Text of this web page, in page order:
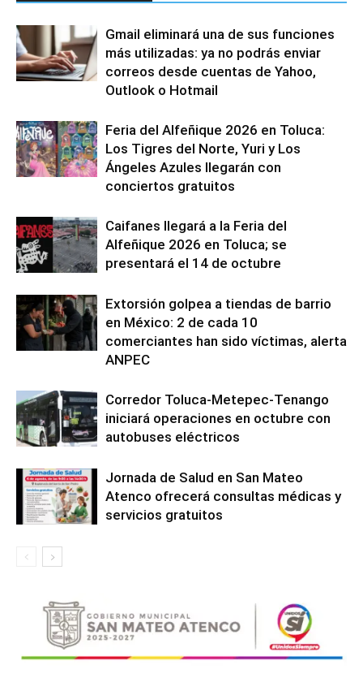
Gmail eliminará una de sus funciones
más utilizadas: ya no podrás enviar
correos desde cuentas de Yahoo,
Outlook o Hotmail
Feria del Alfeñique 2026 en Toluca:
Los Tigres del Norte, Yuri y Los
Ángeles Azules llegarán con
conciertos gratuitos
Caifanes llegará a la Feria del
Alfeñique 2026 en Toluca; se
presentará el 14 de octubre
Extorsión golpea a tiendas de barrio
en México: 2 de cada 10
comerciantes han sido víctimas, alerta
ANPEC
Corredor Toluca-Metepec-Tenango
iniciará operaciones en octubre con
autobuses eléctricos
Jornada de Salud en San Mateo
Atenco ofrecerá consultas médicas y
servicios gratuitos